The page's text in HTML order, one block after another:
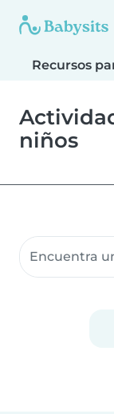
Recursos
niños
Buscar